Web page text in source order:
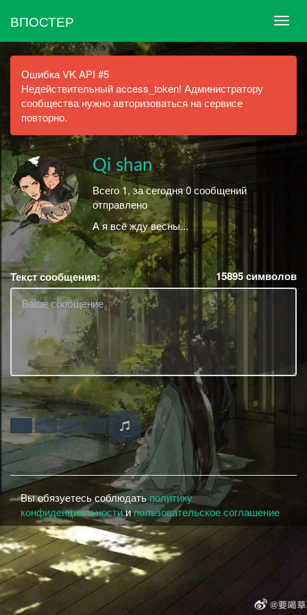
ВПОСТЕР
Ошибка VK API #5
Недействительный access_token! Администратору
сообщества нужно авторизоваться на сервисе
повторно.
Qi shan
Всего 1, за сегодня 0 сообщений
отправлено
А я всё жду весны...
Текст сообщения: 15895символов
Вы обязуетесь соблюдатьполитику
конфиденциальностиипользовательское соглашение